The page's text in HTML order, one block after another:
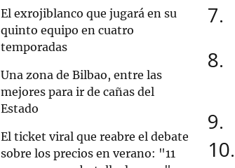
El exrojiblanco que jugará en su
quinto equipo en cuatro
temporadas
Una zona de Bilbao, entre las
mejores para ir de cañas del
Estado
El ticket viral que reabre el debate
sobre los precios en verano: "11
7
8
9
10